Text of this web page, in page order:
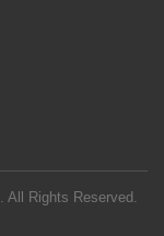
. All Rights Reserved.